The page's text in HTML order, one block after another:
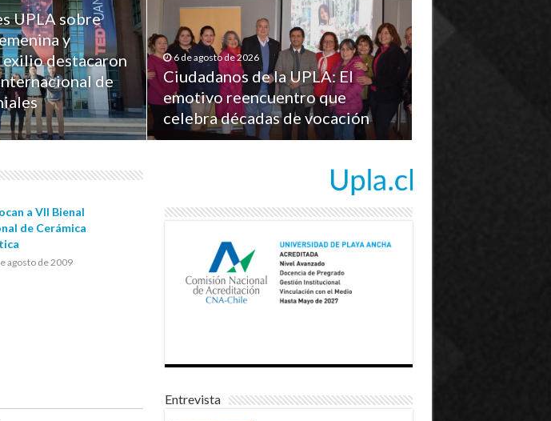
UPLA sobre
y
destacaron
de
6 de agosto de 2026
Ciudadanos de la UPLA: El
emotivo reencuentro que
celebra décadas de vocación
a VII Bienal
de Cerámica
agosto de 2009
Entrevista